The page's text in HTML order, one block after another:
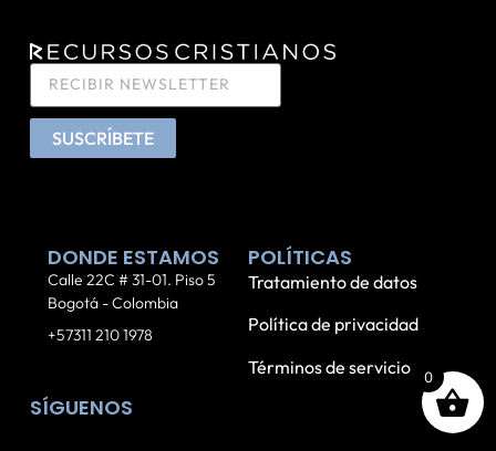
SUSCRÍBETE
DONDE ESTAMOS
Calle 22C # 31-01. Piso 5
Bogotá - Colombia
+57311 210 1978
POLÍTICAS
Tratamiento de datos
Política de privacidad
Términos de servicio
SÍGUENOS
0